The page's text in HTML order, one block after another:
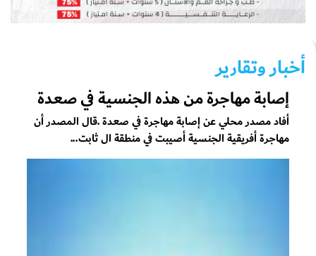
أخبار وتقارير
إصابة مهاجرة من هذه الجنسية في صعدة
أفاد مصدر محلي عن إصابة مهاجرة في صعدة .قال المصدر أن
مهاجرة أفريقية الجنسية أصيبت في منطقة ال ثابت...